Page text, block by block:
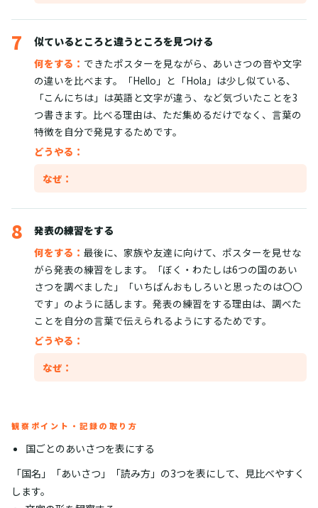
7
似ているところと違うところを見つける
何をする： できたポスターを見ながら、あいさつの音や文字
の違いを比べます。「Hello」と「Hola」は少し似ている、
「こんにちは」は英語と文字が違う、など気づいたことを3
つ書きます。比べる理由は、ただ集めるだけでなく、言葉の
特徴を自分で発見するためです。
どうやる：
なぜ：
8
発表の練習をする
何をする： 最後に、家族や友達に向けて、ポスターを見せな
がら発表の練習をします。「ぼく・わたしは6つの国のあい
さつを調べました」「いちばんおもしろいと思ったのは〇〇
です」のように話します。発表の練習をする理由は、調べた
ことを自分の言葉で伝えられるようにするためです。
どうやる：
なぜ：
観察ポイント・記録の取り方
国ごとのあいさつを表にする
「国名」「あいさつ」「読み方」の3つを表にして、見比べやすく
します。